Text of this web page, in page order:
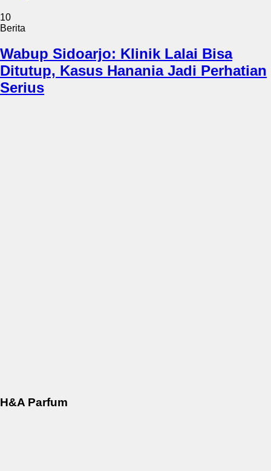
10
Berita
Wabup Sidoarjo: Klinik Lalai Bisa
Ditutup, Kasus Hanania Jadi Perhatian
Serius
H&A Parfum